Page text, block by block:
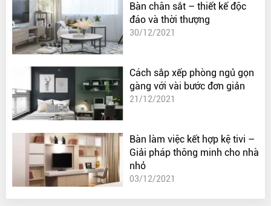
Bàn chân sắt – thiết kế độc
đáo và thời thượng
30/12/2021
Cách sắp xếp phòng ngủ gọn
gàng với vài bước đơn giản
21/12/2021
Bàn làm việc kết hợp kệ tivi –
Giải pháp thông minh cho nhà
nhỏ
03/12/2021